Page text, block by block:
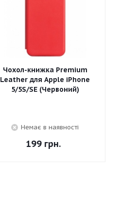
Чохол-книжка Premium
Leather для Apple iPhone
5/5S/SE (Червоний)
Немає в наявності
199 грн.